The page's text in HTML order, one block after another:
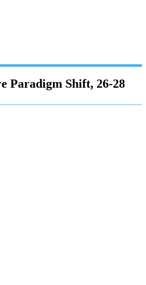
Paradigm Shift, 26-28